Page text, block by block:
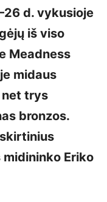
d. vykusioje
iš viso
Meadness
midaus
net trys
bronzos.
Eriko